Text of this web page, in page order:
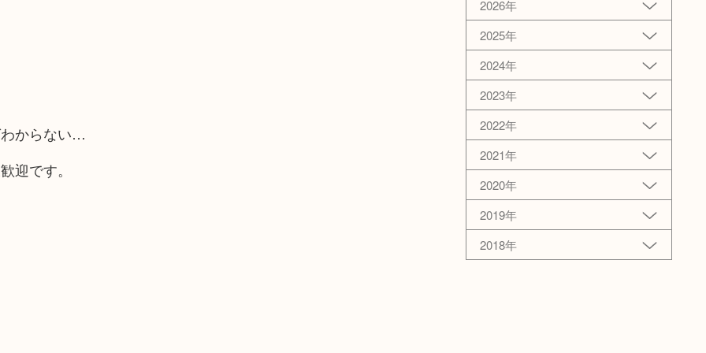
からない…
迎です。
2026年
2025年
2024年
2023年
2022年
2021年
2020年
2019年
2018年